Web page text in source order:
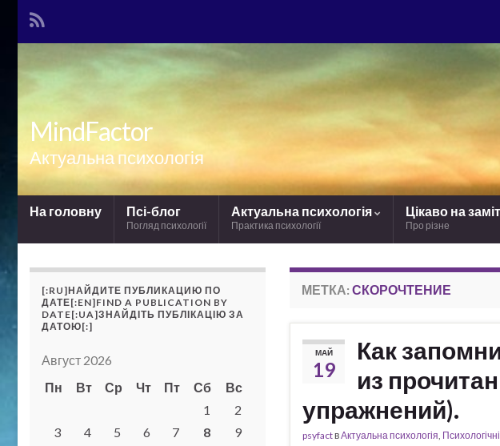
MindFactor
Актуальна психологія
На головну Псі-блог
Погляд психології
Актуальна психологія
Практика психології
Цікаво на
Про різне
МЕТКА: СКОРОЧТЕНИЕ
МАЙ
19
Как
из
упражнений).
psyfactвАктуальна психологія,
[:RU]НАЙДИТЕ ПУБЛИКАЦИЮ ПО
ДАТЕ[:EN]FIND A PUBLICATION BY
DATE[:UA]ЗНАЙДІТЬ ПУБЛІКАЦІЮ ЗА
ДАТОЮ[:]
Август 2026
Пн
Вт Ср Чт Пт Сб
Вс
1
2
3
4 5 6 7 8
9